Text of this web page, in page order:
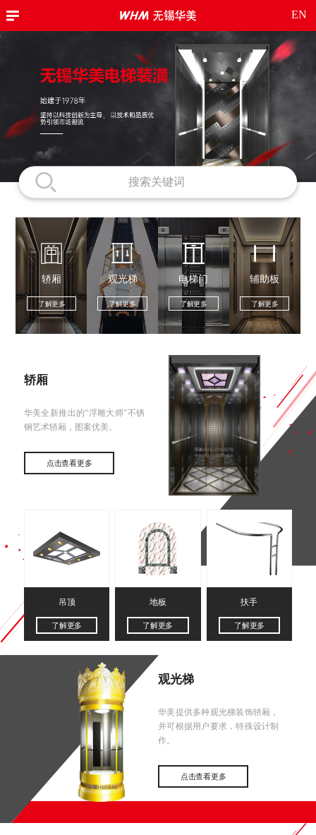
EN
轿厢
了解更多
观光梯
了解更多
电梯门
了解更多
辅助板
了解更多
轿厢
华美全新推出的“浮雕大师”不锈
钢艺术轿厢，图案优美。
点击查看更多
吊顶
了解更多
地板
了解更多
扶手
了解更多
观光梯
华美提供多种观光梯装饰轿厢，
并可根据用户要求，特殊设计制
作。
点击查看更多